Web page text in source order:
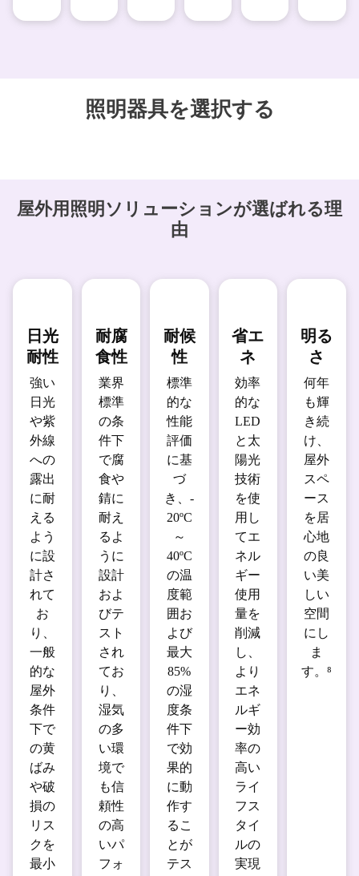
照明器具を選択する
屋外用照明ソリューションが選ばれる理
由
日光
耐性
強い
日光
や紫
外線
への
露出
に耐
える
よう
に設
計さ
れて
お
り、
一般
的な
屋外
条件
下で
の黄
ばみ
や破
損の
リス
クを
最小
耐腐
食性
業界
標準
の条
件下
で腐
食や
錆に
耐え
るよ
うに
設計
およ
びテ
スト
され
てお
り、
湿気
の多
い環
境で
も信
頼性
の高
いパ
フォ
耐候
性
標準
的な
性能
評価
に基
づ
き、-
20ºC
～
40ºC
の温
度範
囲お
よび
最大
85%
の湿
度条
件下
で効
果的
に動
作す
るこ
とが
テス
省エ
ネ
効率
的な
LED
と太
陽光
技術
を使
用し
てエ
ネル
ギー
使用
量を
削減
し、
より
エネ
ルギ
ー効
率の
高い
ライ
フス
タイ
ルの
実現
明る
さ
何年
も輝
き続
け、
屋外
スペ
ース
を居
心地
の良
い美
しい
空間
にし
ま
す。⁸